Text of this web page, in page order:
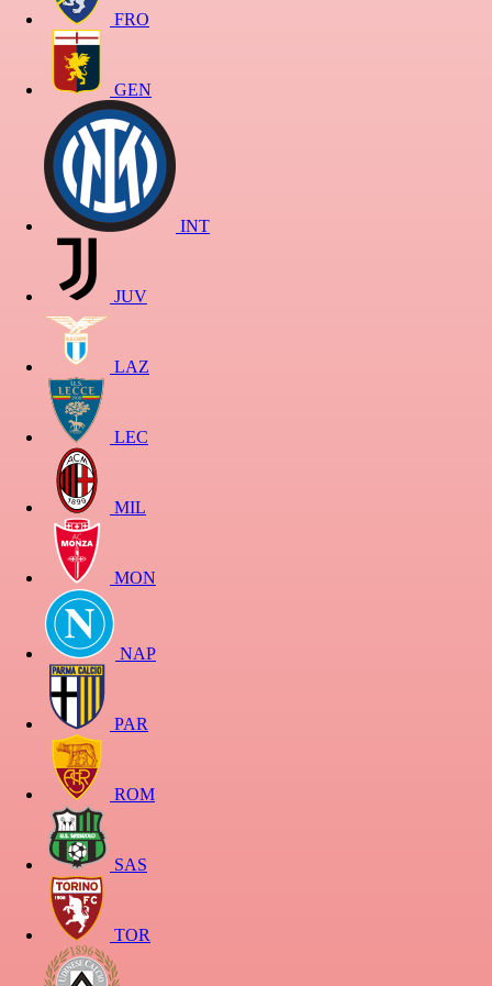
FRO
GEN
INT
JUV
LAZ
LEC
MIL
MON
NAP
PAR
ROM
SAS
TOR